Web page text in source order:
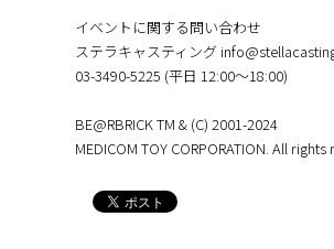
イベントに関する問い合わせ
ステラキャスティング
03-3490-5225 (平日 12:00～18:00)
BE@RBRICK TM & (C) 2001-2024
MEDICOM TOY CORPORATION. All